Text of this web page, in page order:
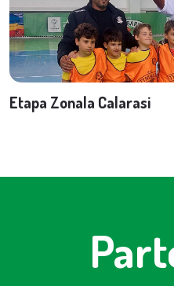
Etapa Zonala Calarasi